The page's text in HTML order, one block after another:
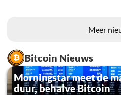
Meer
Bitcoin Nieuws
Morningstar meet de
duur, behalve Bitcoin